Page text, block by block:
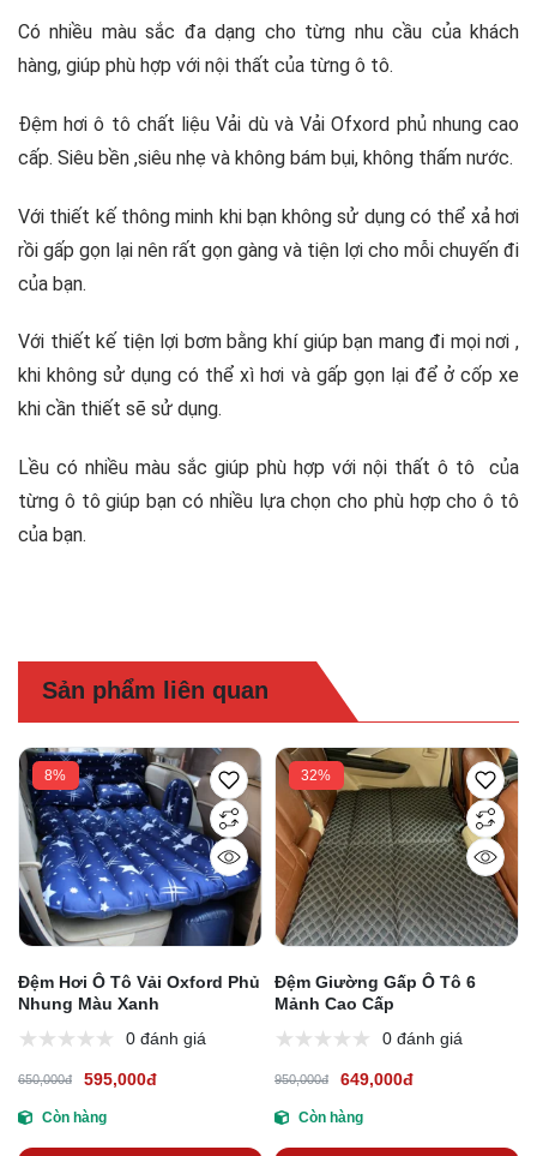
Có nhiều màu sắc đa dạng cho từng nhu cầu của khách
hàng, giúp phù hợp với nội thất của từng ô tô.
Đệm hơi ô tô chất liệu Vải dù và Vải Ofxord phủ nhung cao
cấp. Siêu bền ,siêu nhẹ và không bám bụi, không thấm nước.
Với thiết kế thông minh khi bạn không sử dụng có thể xả hơi
rồi gấp gọn lại nên rất gọn gàng và tiện lợi cho mỗi chuyến đi
của bạn.
Với thiết kế tiện lợi bơm bằng khí giúp bạn mang đi mọi nơi ,
khi không sử dụng có thể xì hơi và gấp gọn lại để ở cốp xe
khi cần thiết sẽ sử dụng.
Lều có nhiều màu sắc giúp phù hợp với nội thất ô tô của
từng ô tô giúp bạn có nhiều lựa chọn cho phù hợp cho ô tô
của bạn.
Sản phẩm liên quan
8%
Đệm Hơi Ô Tô Vải Oxford Phủ
Nhung Màu Xanh
0 đánh giá
650,000đ 595,000đ
Còn hàng
32%
Đệm Giường Gấp Ô Tô 6
Mảnh Cao Cấp
0 đánh giá
950,000đ 649,000đ
Còn hàng